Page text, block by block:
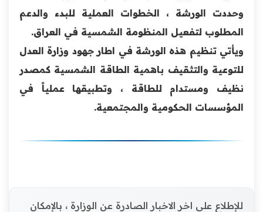
وحددت الورشة ، الخطوات العملية للبدء والدعم
المطلوب لتفعيل المنظومة الشمسية في العراق.
ويأتي تنظيم هذه الورشة في اطار جهود وزارة العدل
للتوعية والتثقيف باهمية الطاقة الشمسية كمصدر
نظيف ومستدام للطاقة ، وتطبيقها عملياً في
المؤسسات الحكومية والمجتمعية.
للإطلاع على اخر الاخبار الصادرة عن الوزارة ، بالإمكان